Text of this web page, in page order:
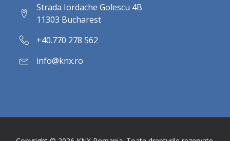
Strada Iordache Golescu 4B
11303 Bucharest
+40.770 278 562
info@knx.ro